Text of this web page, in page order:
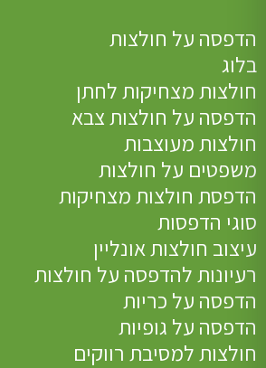
הדפסה על חולצות
בלוג
חולצות מצחיקות לחתן
הדפסה על חולצות צבא
חולצות מעוצבות
משפטים על חולצות
הדפסת חולצות מצחיקות
סוגי הדפסות
עיצוב חולצות אונליין
רעיונות להדפסה על חולצות
הדפסה על כריות
הדפסה על גופיות
חולצות למסיבת רווקים